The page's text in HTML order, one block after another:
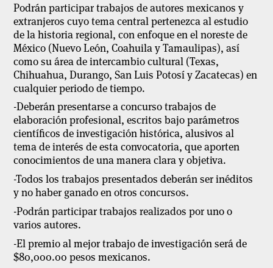
Podrán participar trabajos de autores mexicanos y
extranjeros cuyo tema central pertenezca al estudio
de la historia regional, con enfoque en el noreste de
México (Nuevo León, Coahuila y Tamaulipas), así
como su área de intercambio cultural (Texas,
Chihuahua, Durango, San Luis Potosí y Zacatecas) en
cualquier periodo de tiempo.
-Deberán presentarse a concurso trabajos de
elaboración profesional, escritos bajo parámetros
científicos de investigación histórica, alusivos al
tema de interés de esta convocatoria, que aporten
conocimientos de una manera clara y objetiva.
-Todos los trabajos presentados deberán ser inéditos
y no haber ganado en otros concursos.
-Podrán participar trabajos realizados por uno o
varios autores.
-El premio al mejor trabajo de investigación será de
$80,000.00 pesos mexicanos.